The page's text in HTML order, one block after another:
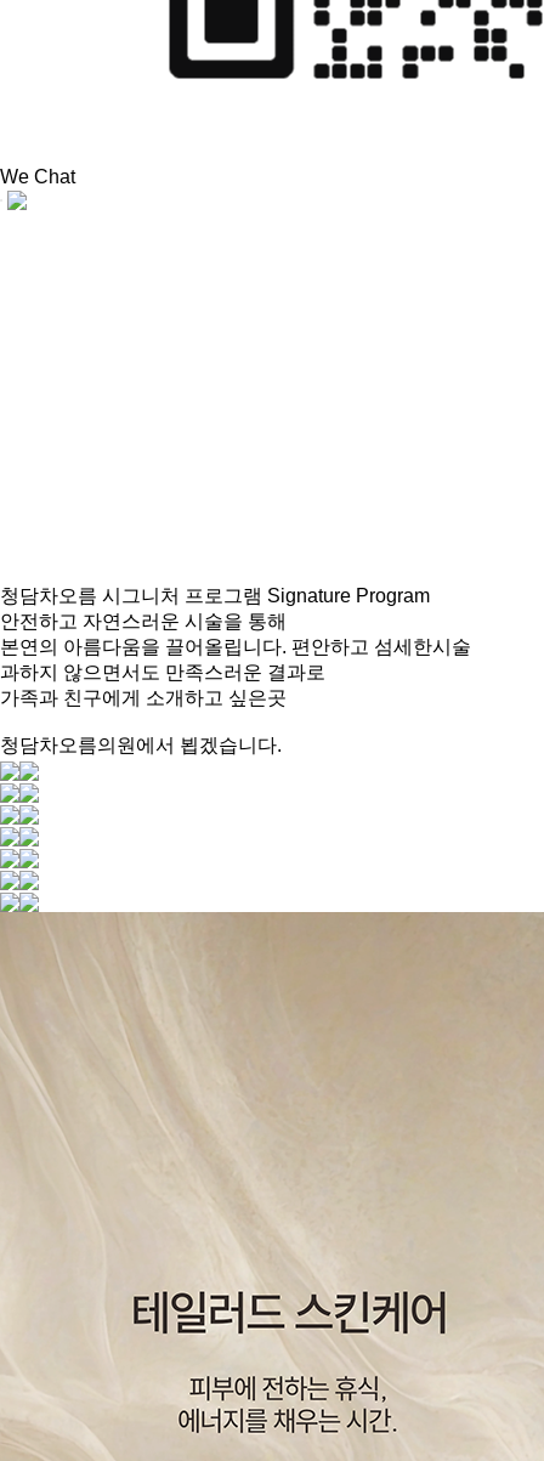
We Chat
청담차오름 시그니처 프로그램 Signature Program
안전하고 자연스러운 시술을 통해
본연의 아름다움을 끌어올립니다. 편안하고 섬세한시술
과하지 않으면서도 만족스러운 결과로
가족과 친구에게 소개하고 싶은곳
청담차오름의원에서 뵙겠습니다.